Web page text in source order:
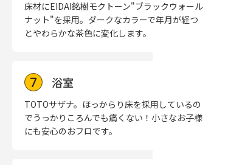
床材にEIDAI銘樹モクトーン"ブラックウォール
ナット"を採用。ダークなカラーで年月が経つ
とやわらかな茶色に変化します。
浴室
TOTOサザナ。ほっからり床を採用しているの
でうっかりころんでも痛くない！小さなお子様
にも安心のおフロです。